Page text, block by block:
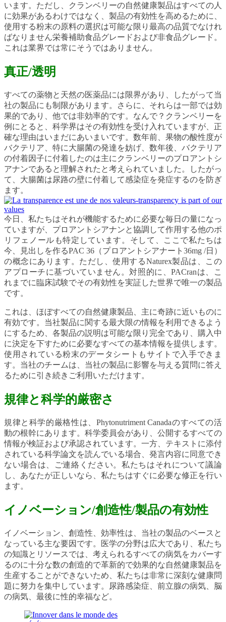
います。ただし、クランベリーの自然健康製品はすべての人
に効果があるわけではなく、製品の有効性を高めるために、
使用する粉末の原料の選択は可能な限り最高の品質でなけれ
ばなりません栄養補助食品グレードおよび非食品グレード。
これは業界では常にそうではありません。
真正/透明
すべての薬物と天然の医薬品には限界があり、したがって当
社の製品にも制限があります。さらに、それらは一部では効
果的であり、他では非効率的です。なんで？クランベリーを
例にとると、科学界はその有効性を受け入れていますが、正
確な理由はいまだにあいまいです。数年前、果物の酸性度が
バクテリア、特に大腸菌の発達を妨げ、数年後、バクテリア
の付着因子に付着したのは主にクランベリーのプロアントシ
アナンであると理解されたと考えられていました。したがっ
て、大腸菌は尿路の壁に付着して感染症を発症するのを防ぎ
ます。
今日、私たちはそれが機能するために必要な毎日の量になっ
ていますが、プロアントシアナンと協調して作用する他のポ
リフェノールも特定しています。そして、ここで私たちは
今、見出しを作るPAC 36（プロアントシアナート36mg /日）
の概念にあります。ただし、使用するNaturex製品は、この
アプローチに基づいていません。対照的に、PACranは、こ
れまでに臨床試験でその有効性を実証した世界で唯一の製品
です。
これは、ほぼすべての自然健康製品、主に奇跡に近いものに
有効です。当社製品に関する最大限の情報を利用できるよう
にするため、各製品の説明は可能な限り完全であり、購入中
に決定を下すために必要なすべての基本情報を提供します。
使用されている粉末のデータシートもサイトで入手できま
す。当社のチームは、当社の製品に影響を与える質問に答え
るために引き続きご利用いただけます。
規律と科学的厳密さ
規律と科学的厳格性は、Phytonutriment Canadaのすべての活
動の根幹にあります。科学委員会があり、公開するすべての
情報が検証および承認されています。一方、テキストに添付
されている科学論文を読んでいる場合、発言内容に同意でき
ない場合は、ご連絡ください。私たちはそれについて議論
し、あなたが正しいなら、私たちはすぐに必要な修正を行い
ます。
イノベーション/創造性/製品の有効性
イノベーション、創造性、効率性は、当社の製品のベースと
なっている主な要因です。医学の分野は広大であり、私たち
の知識とリソースでは、考えられるすべての病気をカバーす
るのに十分な数の創造的で革新的で効果的な自然健康製品を
生産することができないため、私たちは非常に深刻な健康問
題に努力を集中しています。尿路感染症、前立腺の病気、脳
の病気、最後に性的幸福など。